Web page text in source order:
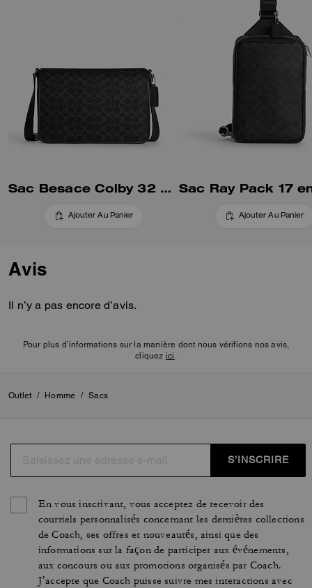
Sac Besace Colby 32 En Toile Signature
Ajouter Au Panier Ajouter Au Panier
Avis
Il n’y a pas encore d’avis.
Pour plus d’informations sur la manière dont nous vérifions nos avis,
cliquez ici
Outlet / Homme / Sacs
S’INSCRIRE
En vous inscrivant, vous acceptez de recevoir des
courriels personnalisés concernant les dernières collections
de Coach, ses offres et nouveautés, ainsi que des
informations sur la façon de participer aux événements,
aux concours ou aux promotions organisés par Coach.
J’accepte que Coach puisse suivre mes interactions avec